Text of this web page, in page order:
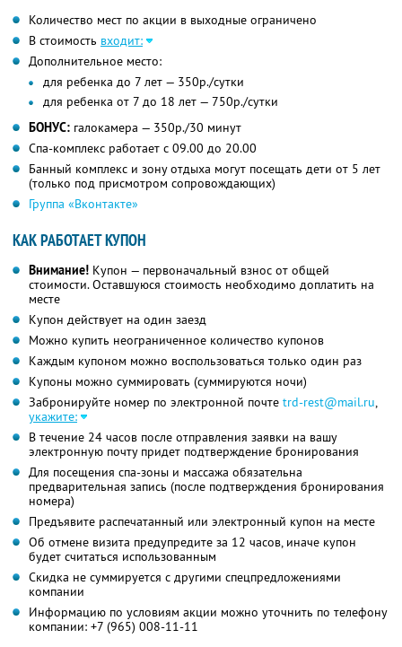
Количество мест по акции в выходные ограничено
В стоимость входит:
Дополнительное место:
для ребенка до 7 лет — 350р./сутки
для ребенка от 7 до 18 лет — 750р./сутки
БОНУС: галокамера — 350р./30 минут
Спа-комплекс работает с 09.00 до 20.00
Банный комплекс и зону отдыха могут посещать дети от 5 лет
(только под присмотром сопровождающих)
Группа «Вконтакте»
КАК РАБОТАЕТ КУПОН
Внимание! Купон — первоначальный взнос от общей
стоимости. Оставшуюся стоимость необходимо доплатить на
месте
Купон действует на один заезд
Можно купить неограниченное количество купонов
Каждым купоном можно воспользоваться только один раз
Купоны можно суммировать (суммируются ночи)
Забронируйте номер по электронной почте trd-rest@mail.ru,
укажите:
В течение 24 часов после отправления заявки на вашу
электронную почту придет подтверждение бронирования
Для посещения спа-зоны и массажа обязательна
предварительная запись (после подтверждения бронирования
номера)
Предъявите распечатанный или электронный купон на месте
Об отмене визита предупредите за 12 часов, иначе купон
будет считаться использованным
Скидка не суммируется с другими спецпредложениями
компании
Информацию по условиям акции можно уточнить по телефону
компании: +7 (965) 008-11-11